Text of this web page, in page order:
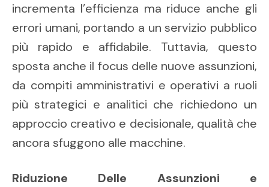
incrementa l’efficienza ma riduce anche gli
errori umani, portando a un servizio pubblico
più rapido e affidabile. Tuttavia, questo
sposta anche il focus delle nuove assunzioni,
da compiti amministrativi e operativi a ruoli
più strategici e analitici che richiedono un
approccio creativo e decisionale, qualità che
ancora sfuggono alle macchine.
Riduzione Delle Assunzioni e